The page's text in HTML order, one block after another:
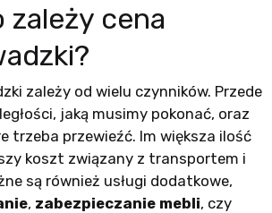
zależy cena
zależy od wielu czynników. Przede
jaką musimy pokonać, oraz
trzeba przewieźć. Im większa ilość
koszt związany z transportem i
są również usługi dodatkowe,
, zabezpieczanie mebli, czy